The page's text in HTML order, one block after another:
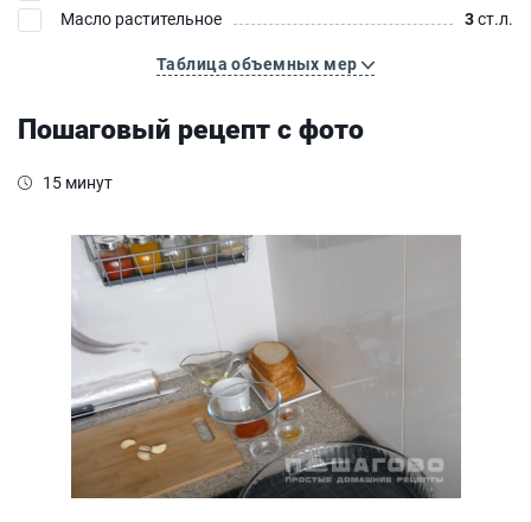
Масло растительное
3ст.л.
Таблица объемных мер
Пошаговый рецепт с фото
15 минут